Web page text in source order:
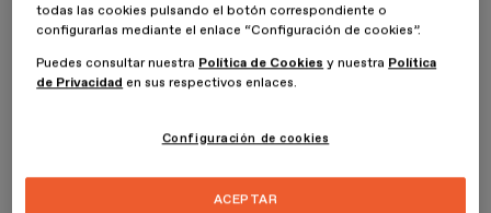
Nuestras relaciones
Innovación, Creatividad y Vértigo nos definen. ESdesign -
escuela de diseño 100% online.
Ilustración y Animación
todas las cookies pulsando el botón correspondiente o
configurarlas mediante el enlace “Configuración de cookies”.
Puedes consultar nuestra Política de Cookies y nuestra Política
de Privacidad en sus respectivos enlaces.
Configuración de cookies
ACEPTAR